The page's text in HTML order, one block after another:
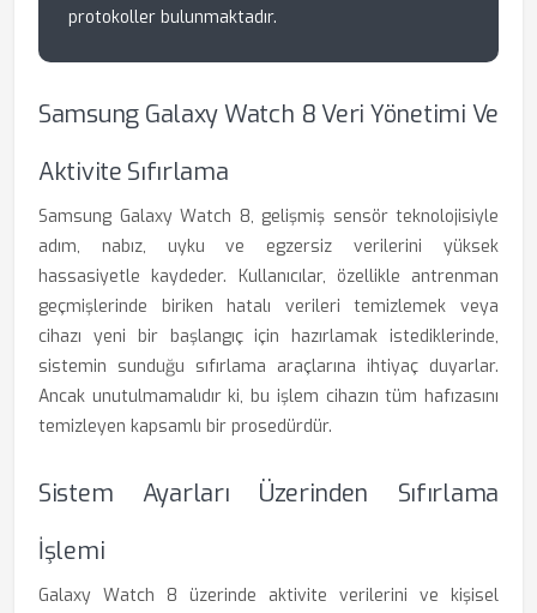
protokoller bulunmaktadır.
Samsung Galaxy Watch 8 Veri Yönetimi Ve
Aktivite Sıfırlama
Samsung Galaxy Watch 8, gelişmiş sensör teknolojisiyle
adım, nabız, uyku ve egzersiz verilerini yüksek
hassasiyetle kaydeder. Kullanıcılar, özellikle antrenman
geçmişlerinde biriken hatalı verileri temizlemek veya
cihazı yeni bir başlangıç için hazırlamak istediklerinde,
sistemin sunduğu sıfırlama araçlarına ihtiyaç duyarlar.
Ancak unutulmamalıdır ki, bu işlem cihazın tüm hafızasını
temizleyen kapsamlı bir prosedürdür.
Sistem Ayarları Üzerinden Sıfırlama
İşlemi
Galaxy Watch 8 üzerinde aktivite verilerini ve kişisel